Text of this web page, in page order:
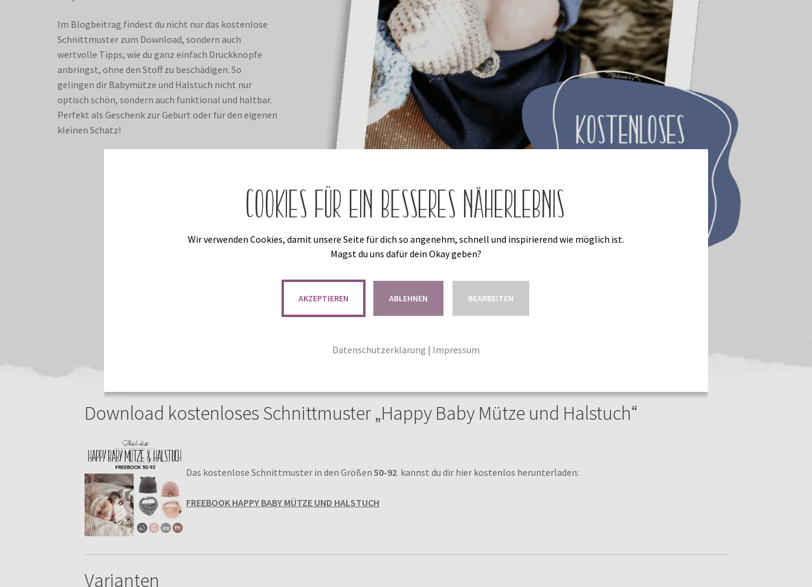
Im Blogbeitrag findest du nicht nur das kostenlose
Schnittmuster zum Download, sondern auch
wertvolle Tipps, wie du ganz einfach Druckknöpfe
anbringst, ohne den Stoff zu beschädigen. So
gelingen dir Babymütze und Halstuch nicht nur
optisch schön, sondern auch funktional und haltbar.
Perfekt als Geschenk zur Geburt oder für den eigenen
kleinen Schatz!
Download kostenloses Schnittmuster „Happy Baby Mütze und Halstuch“
Das kostenlose Schnittmuster in den Größen 50-92 kannst du dir hier kostenlos herunterladen:
FREEBOOK HAPPY BABY MÜTZE UND HALSTUCH
Varianten
Cookies für ein besseres Näherlebnis
Wir verwenden Cookies, damit unsere Seite für dich so angenehm, schnell und inspirierend wie möglich ist.
Magst du uns dafür dein Okay geben?
AKZEPTIEREN ABLEHNEN BEARBEITEN
Datenschutzerklärung | Impressum